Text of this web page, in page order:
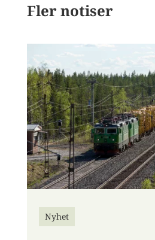
Fler notiser
Nyhet